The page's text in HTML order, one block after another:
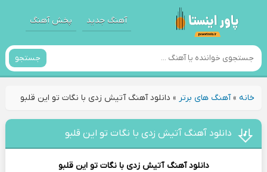
آهنگ جدید پخش آهنگ
جستجو
خانه»آهنگ های برتر » دانلود آهنگ آتیش زدی با نگات تو این قلبو
دانلود آهنگ آتیش زدی با نگات تو این قلبو
دانلود آهنگ آتیش زدی با نگات تو این قلبو